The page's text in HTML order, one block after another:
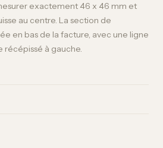
exactement 46 x 46 mm et
au centre. La section de
en bas de la facture, avec une ligne
récépissé à gauche.